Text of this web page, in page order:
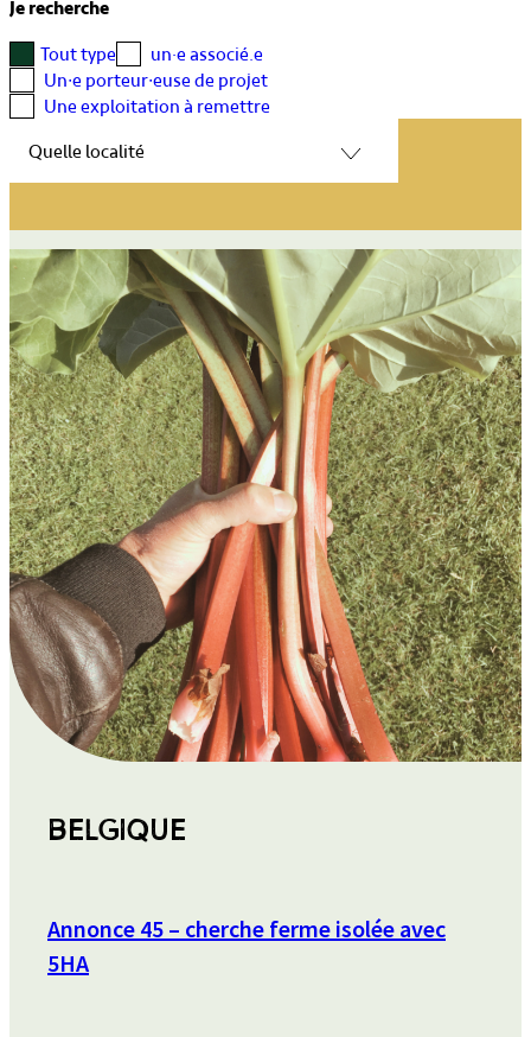
Je recherche
Tout type
un·e associé.e
Un∙e porteur∙euse de projet
Une exploitation à remettre
BELGIQUE
Annonce 45 – cherche ferme isolée avec
5HA